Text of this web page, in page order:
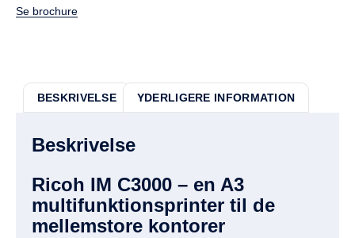
Se brochure
BESKRIVELSE YDERLIGERE INFORMATION
Beskrivelse
Ricoh IM C3000 – en A3
multifunktionsprinter til de
mellemstore kontorer